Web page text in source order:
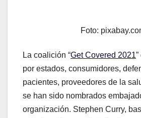
Foto:
La coalición “Get Covered 2021
por estados, consumidores,
pacientes, proveedores de la
se han sido nombrados
organización. Stephen Curry,